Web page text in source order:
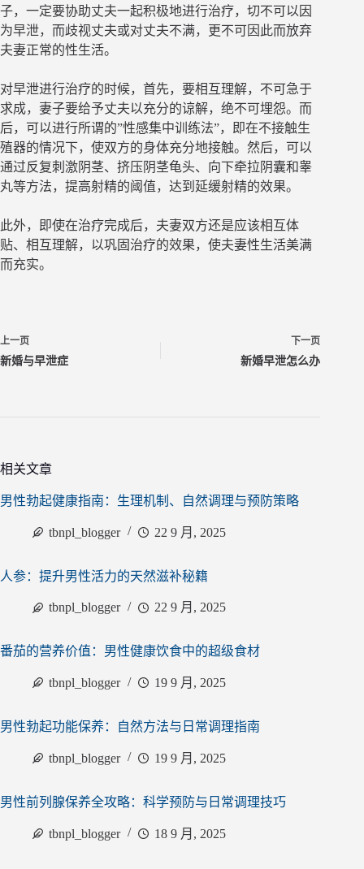
子，一定要协助丈夫一起积极地进行治疗，切不可以因
为早泄，而歧视丈夫或对丈夫不满，更不可因此而放弃
夫妻正常的性生活。
对早泄进行治疗的时候，首先，要相互理解，不可急于
求成，妻子要给予丈夫以充分的谅解，绝不可埋怨。而
后，可以进行所谓的”性感集中训练法”，即在不接触生
殖器的情况下，使双方的身体充分地接触。然后，可以
通过反复刺激阴茎、挤压阴茎龟头、向下牵拉阴囊和睾
丸等方法，提高射精的阈值，达到延缓射精的效果。
此外，即使在治疗完成后，夫妻双方还是应该相互体
贴、相互理解，以巩固治疗的效果，使夫妻性生活美满
而充实。
上一页
新婚与早泄症
下一页
新婚早泄怎么办
相关文章
男性勃起健康指南：生理机制、自然调理与预防策略
tbnpl_blogger 22 9 月, 2025
人参：提升男性活力的天然滋补秘籍
tbnpl_blogger 22 9 月, 2025
番茄的营养价值：男性健康饮食中的超级食材
tbnpl_blogger 19 9 月, 2025
男性勃起功能保养：自然方法与日常调理指南
tbnpl_blogger 19 9 月, 2025
男性前列腺保养全攻略：科学预防与日常调理技巧
tbnpl_blogger 18 9 月, 2025